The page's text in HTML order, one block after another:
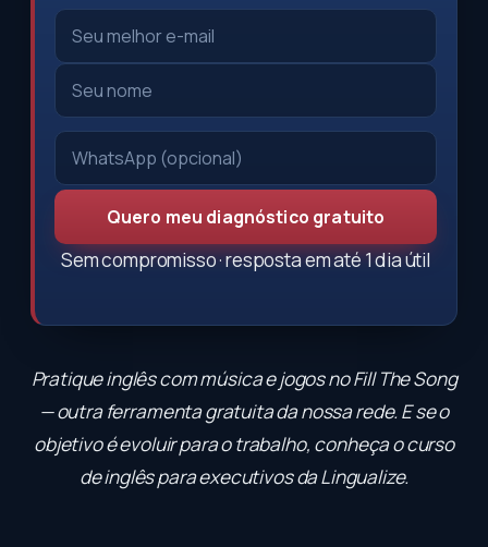
Quero meu diagnóstico gratuito
Sem compromisso · resposta em até 1 dia útil
Pratique inglês com música e jogos noFill The Song
— outra ferramenta gratuita da nossa rede. E se o
objetivo é evoluir para o trabalho, conheça ocurso
de inglês para executivosda Lingualize.